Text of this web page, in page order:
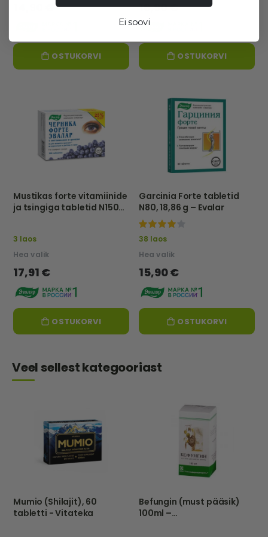
OSTUKORVI
16,90 €
OSTUKORVI
Mustikas forte vitamiinide
ja tsingiga tabletid N150
3 laos
Hea valik
17,91 €
OSTUKORVI
Garcinia Forte tabletid
N80, 18,86 g – Evalar
38 laos
Hea valik
15,90 €
OSTUKORVI
Veel sellest kategooriast
Mumio (Shilajit), 60
tabletti - Vitateka
Befungin (must pääsik)
100ml –
Ei soovi